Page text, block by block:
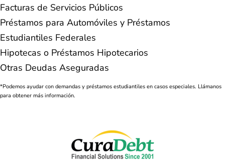
Facturas de Servicios Públicos
Préstamos para Automóviles y Préstamos
Estudiantiles Federales
Hipotecas o Préstamos Hipotecarios
Otras Deudas Aseguradas
*Podemos ayudar con demandas y préstamos estudiantiles en casos especiales. Llámanos
para obtener más información.